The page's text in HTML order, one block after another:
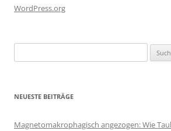
WordPress.org
nach:
NEUESTE BEITRÄGE
Magnetomakrophagisch angezogen: Wie